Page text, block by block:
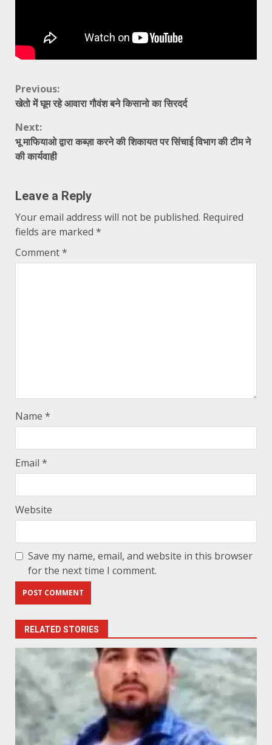
Continue
Reading
Previous:
खेतो में घूम रहे आवारा गौवंश बने किसानो का सिरदर्द
Next:
भू माफियाओ द्वारा कब्ज़ा करने की शिकायत पर सिंचाई विभाग की टीम ने
की कार्यवाही
Leave a Reply
Your email address will not be published. Required
fields are marked *
Comment*
Name *
Email *
Website
Save my name, email, and website in this browser
for the next time I comment.
RELATED STORIES